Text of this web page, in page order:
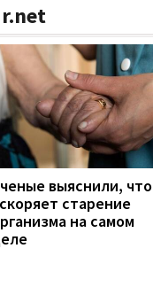
выяснили, что
старение
на самом